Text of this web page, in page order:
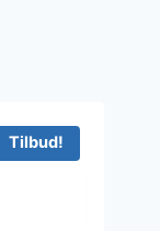
Tilbud!